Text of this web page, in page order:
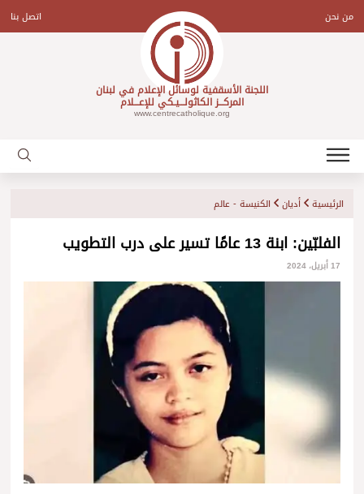
contentمن نحن اتصل بنا
اللجنة الأسقفية لوسائل الإعلام في لبنان
المركـــز الكاثولـــيـكي للإعـــلام
www.centrecatholique.org
الرئيسية أديان الكنيسة - عالم
الفلبّين: ابنة 13 عامًا تسير على درب التطويب
17 أبريل، 2024